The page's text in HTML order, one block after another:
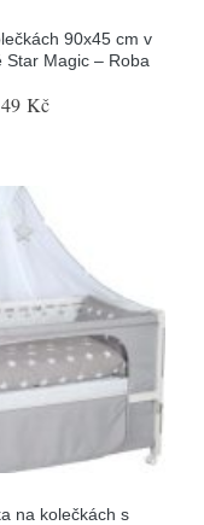
90x45 cm v
Magic – Roba
Kč
na kolečkách s